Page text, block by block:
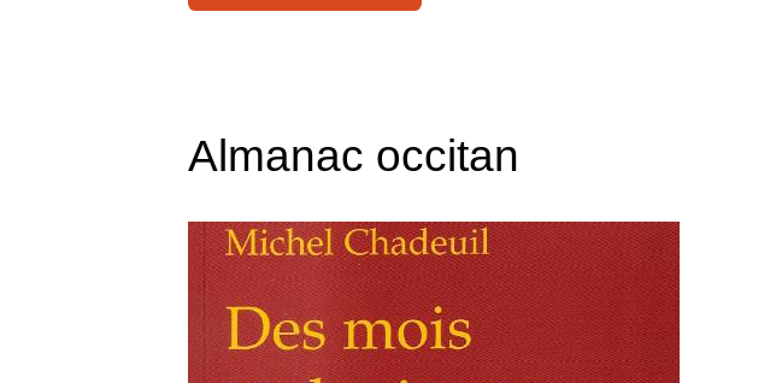
Almanac occitan